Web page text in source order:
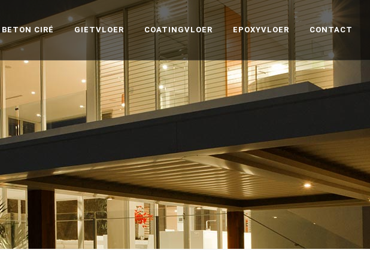
BETON CIRÉ GIETVLOER COATINGVLOER EPOXYVLOER CONTACT